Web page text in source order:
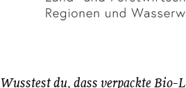
Wusstest du, dass verpackte